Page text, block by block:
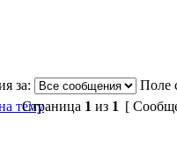
за:
Поле
Страница 1 из 1 [